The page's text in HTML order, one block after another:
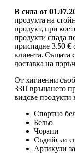
В сила от
продукта на
продукт, при
продукти спада
приспадне 3.50 €
клиента. Същата
доставка на
От хигиенни
ЗЗП връщането
видове продукти
Спортно
Бельо
Чорапи
Съдийски
Артикули